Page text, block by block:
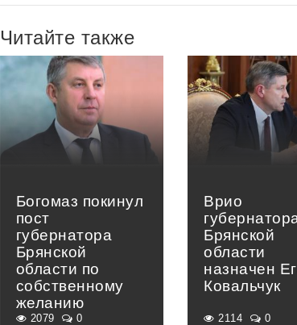
Читайте также
Богомаз покинул
пост
губернатора
Брянской
области по
собственному
желанию
2079 0
Врио
Брянской
области
назначен
Ковальчук
2114 0